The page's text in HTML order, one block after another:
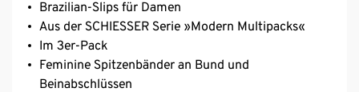
Brazilian-Slips für Damen
Aus der SCHIESSER Serie »Modern Multipacks«
Im 3er-Pack
Feminine Spitzenbänder an Bund und
Beinabschlüssen